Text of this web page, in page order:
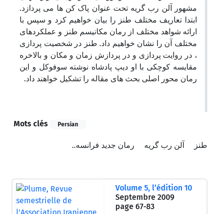
مشهور آلن رب گریه تحت عنوان پاک کن ها می پردازد.
ابتدا تعاریف مختلف طنز را بیان خواهیم کرد و سپس با
ارائه شواهد مختلف از رمان مکانیسم طنز و عملکردهای
مختلف آن را نشان خواهیم داد. طنز در شخصیت پردازی
، در روایت پردازی و در پردازش زمان و مکان و بالاخره
مقایسه کوچکی با او دیپ پادشاه نوشته سوفوکل و این
رمان محور اصلی بحث های مقاله را تشکیل خواهند داد.
Mots clés Persian
طنز آلن رب گریه رمان جدید فرانسه..
Volume 5, l’édition 10
Septembre 2009
page 67-83